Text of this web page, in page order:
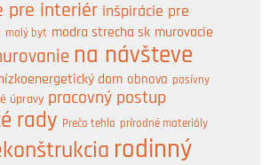
pre interiér inšpirácie pre
malý byt modra strecha sk murovacie
na návšteve
dom obnova pasívny
úpravy pracovný postup
rady Prečo tehla prírodné materiály
rodinný